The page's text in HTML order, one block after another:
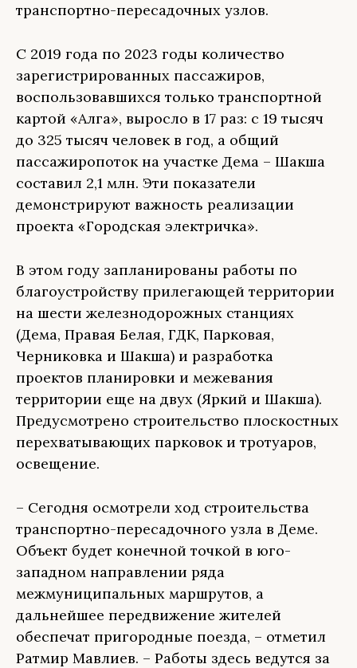
транспортно-пересадочных узлов.
С 2019 года по 2023 годы количество
зарегистрированных пассажиров,
воспользовавшихся только транспортной
картой «Алга», выросло в 17 раз: с 19 тысяч
до 325 тысяч человек в год, а общий
пассажиропоток на участке Дема – Шакша
составил 2,1 млн. Эти показатели
демонстрируют важность реализации
проекта «Городская электричка».
В этом году запланированы работы по
благоустройству прилегающей территории
на шести железнодорожных станциях
(Дема, Правая Белая, ГДК, Парковая,
Черниковка и Шакша) и разработка
проектов планировки и межевания
территории еще на двух (Яркий и Шакша).
Предусмотрено строительство плоскостных
перехватывающих парковок и тротуаров,
освещение.
– Сегодня осмотрели ход строительства
транспортно-пересадочного узла в Деме.
Объект будет конечной точкой в юго-
западном направлении ряда
межмуниципальных маршрутов, а
дальнейшее передвижение жителей
обеспечат пригородные поезда, – отметил
Ратмир Мавлиев. – Работы здесь ведутся за